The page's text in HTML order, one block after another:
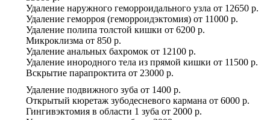
Удаление наружного геморроидального узла от 12650 р.
Удаление геморроя (геморроидэктомия) от 11000 р.
Удаление полипа толстой кишки от 6200 р.
Микроклизма от 850 р.
Удаление анальных бахромок от 12100 р.
Удаление инородного тела из прямой кишки от 11500 р.
Вскрытие парапроктита от 23000 р.
Удаление подвижного зуба от 1400 р.
Открытый кюретаж зубодесневого кармана от 6000 р.
Гингивэктомия в области 1 зуба от 2000 р.